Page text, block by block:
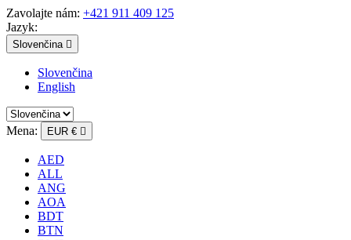
Zavolajte nám: +421 911 409 125
Jazyk:
Slovenčina 
Slovenčina
English
Mena: EUR € 
AED
ALL
ANG
AOA
BDT
BTN